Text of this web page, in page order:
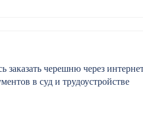
заказать черешню через
в суд и трудоустройстве